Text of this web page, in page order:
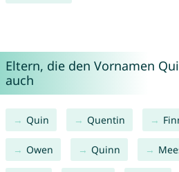
Eltern, die den Vornamen
auch
Quin Quentin
Owen Quinn